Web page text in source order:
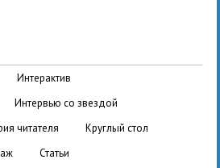
интерактив
интервью со звездой
читателя
круглый стол
статьи